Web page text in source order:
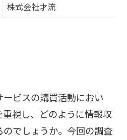
株式会社才流
ビスの購買活動におい
視し、どのように情報収
でしょうか。今回の調査